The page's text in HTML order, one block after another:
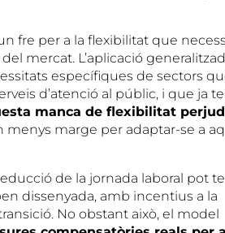
fre per a la flexibilitat que
mercat. L’aplicació
específiques de sectors
d’atenció al públic, i que ja
manca de flexibilitat
menys marge per adaptar-se a
de la jornada laboral pot
dissenyada, amb incentius a la
No obstant això, el model